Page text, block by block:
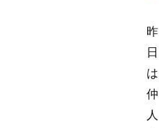
昨
日
は
仲
人